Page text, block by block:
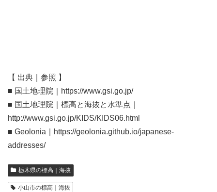
【 出典｜参照 】
■ 国土地理院｜https://www.gsi.go.jp/
■ 国土地理院｜標高と海抜と水準点｜
http://www.gsi.go.jp/KIDS/KIDS06.html
■ Geolonia｜https://geolonia.github.io/japanese-
addresses/
栃木県の標高｜海抜
小山市の標高｜海抜